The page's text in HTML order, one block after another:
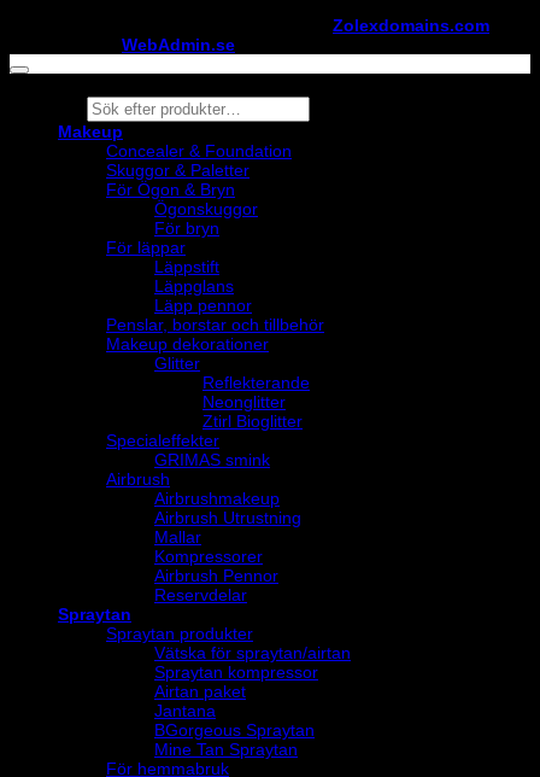
Zolexdomains.com
WebAdmin.se
Products
search
Makeup
Concealer & Foundation
Skuggor & Paletter
För Ögon & Bryn
Ögonskuggor
För bryn
För läppar
Läppstift
Läppglans
Läpp pennor
Penslar, borstar och tillbehör
Makeup dekorationer
Glitter
Reflekterande
Neonglitter
Ztirl Bioglitter
Specialeffekter
GRIMAS smink
Airbrush
Airbrushmakeup
Airbrush Utrustning
Mallar
Kompressorer
Airbrush Pennor
Reservdelar
Spraytan
Spraytan produkter
Vätska för spraytan/airtan
Spraytan kompressor
Airtan paket
Jantana
BGorgeous Spraytan
Mine Tan Spraytan
För hemmabruk